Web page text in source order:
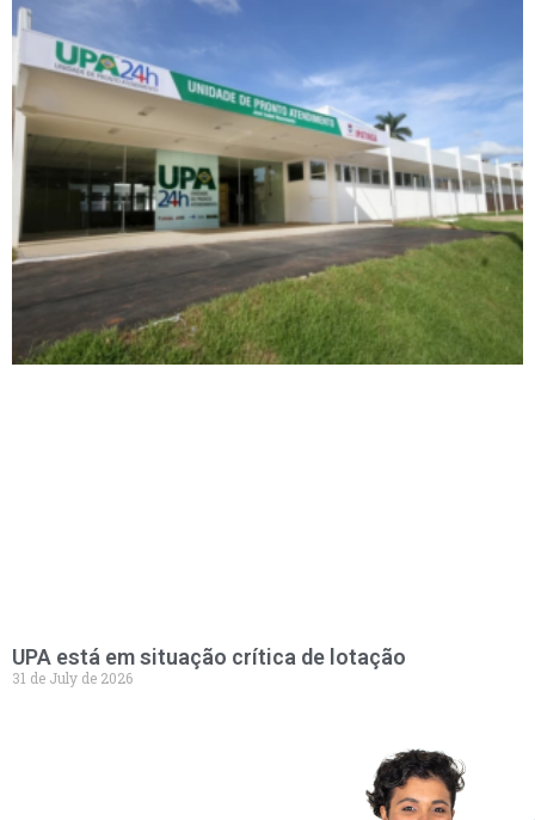
UPA está em situação crítica de lotação
31 de July de 2026